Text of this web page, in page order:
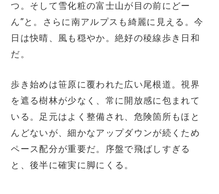
つ。そして雪化粧の富士山が目の前にどー
ん”と。さらに南アルプスも綺麗に見える。今
日は快晴、風も穏やか。絶好の稜線歩き日和
だ。
歩き始めは笹原に覆われた広い尾根道。視界
を遮る樹林が少なく、常に開放感に包まれて
いる。足元はよく整備され、危険箇所もほと
んどないが、細かなアップダウンが続くため
ペース配分が重要だ。序盤で飛ばしすぎる
と、後半に確実に脚にくる。